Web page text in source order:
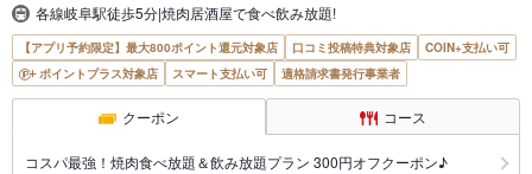
各線岐阜駅徒歩5分|焼肉居酒屋で食べ飲み放題!
【アプリ予約限定】最大800ポイント還元対象店 口コミ投稿特典対象店
COIN+支払い可
ポイントプラス対象店
スマート支払い可 適格請求書発行事業者
クーポン コース
コスパ最強！焼肉食べ放題＆飲み放題プラン 300円オフクーポン♪